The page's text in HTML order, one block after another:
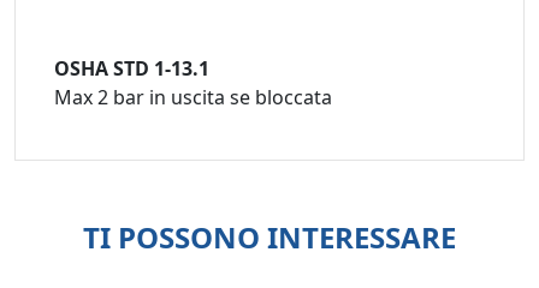
OSHA STD 1-13.1
Max 2 bar in uscita se bloccata
TI POSSONO INTERESSARE